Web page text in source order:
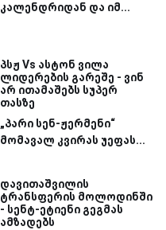
კალენდრიდან და იმ...
პსჟ Vs ასტონ ვილა
ლიდერების გარეშე - ვინ
არ ითამაშებს სუპერ
თასზე
„პარი სენ-ჟერმენი“
მომავალ კვირას უეფას...
დავითაშვილის
ტრანსფერის მოლოდინში
- სენტ-ეტიენი გეგმას
ამზადებს